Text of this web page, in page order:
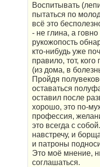
Воспитывать
пытаться по
всё это
- не глина, а
рукожопость
кто-нибудь уже
правило, тот,
(из дома, в
Пройдя
оставаться
оставил после
хорошо, это по-
профессия,
это всегда с
навстречу, и
и патроны
Это моё мнение,
соглашаться.